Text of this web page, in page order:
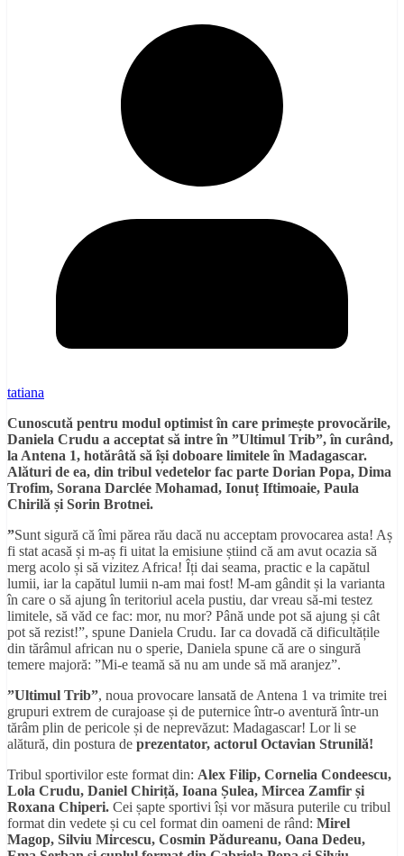
tatiana
Cunoscută pentru modul optimist în care primește provocările,
Daniela Crudu a acceptat să intreîn ”Ultimul Trib”, în curând,
la Antena 1, hotărâtă să își doboare limiteleîn Madagascar.
Alături de ea, din tribul vedetelor fac parte Dorian Popa, Dima
Trofim, Sorana Darclée Mohamad, Ionuț Iftimoaie, Paula
Chirilă și Sorin Brotnei.
”Sunt sigură că îmi părea rău dacă nu acceptam provocarea asta! Aș
fi stat acasă și m-aș fi uitat la emisiune știind că am avut ocazia să
merg acolo și să vizitez Africa! Îți dai seama, practic e la capătul
lumii, iar la capătul lumii n-am mai fost! M-am gândit și la varianta
în care o să ajung în teritoriul acela pustiu, dar vreau să-mi testez
limitele, să văd ce fac: mor, nu mor? Până unde pot să ajung și cât
pot să rezist!”, spune Daniela Crudu. Iar ca dovadă că dificultățile
din tărâmul african nu o sperie, Daniela spune că are o singură
temere majoră: ”Mi-e teamă să nu am unde să mă aranjez”.
”Ultimul Trib”, noua provocare lansată de Antena 1 va trimite trei
grupuri extrem de curajoase și de puternice într-o aventură într-un
tărâm plin de pericole și de neprevăzut: Madagascar! Lor li se
alătură, din postura de prezentator, actorul Octavian Strunilă!
Tribul sportivilor este format din: Alex Filip, Cornelia Condeescu,
Lola Crudu, Daniel Chiriță, Ioana Șulea, Mircea Zamfir și
Roxana Chiperi. Cei șapte sportivi își vor măsura puterile cu tribul
format din vedete și cu cel format din oameni de rând: Mirel
Magop, Silviu Mircescu, Cosmin Pădureanu, Oana Dedeu,